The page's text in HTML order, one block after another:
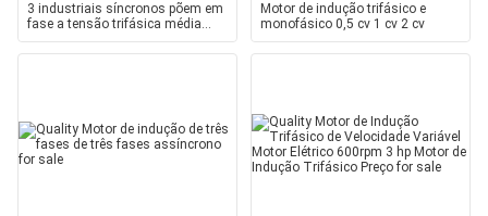
3 industriais síncronos põem em
fase a tensão trifásica média
380V do motor de indução
Motor de indução trifásico e
monofásico 0,5 cv 1 cv 2 cv